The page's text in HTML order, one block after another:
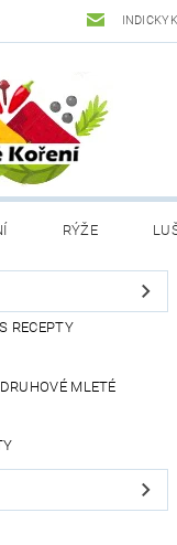
RÝŽE
PODMÍNKY
RECEPTY
MLETÉ